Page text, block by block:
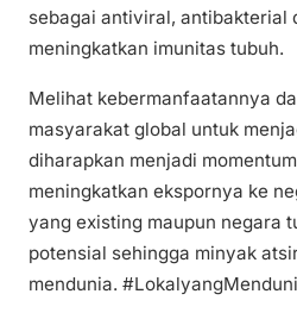
sebagai antiviral, antibakterial
meningkatkan imunitas tubuh.
Melihat kebermanfaatannya
masyarakat global untuk
diharapkan menjadi
meningkatkan ekspornya ke
yang existing maupun negara
potensial sehingga minyak
mendunia.